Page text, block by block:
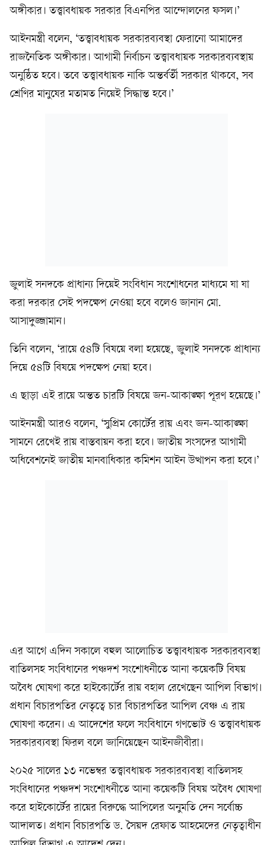
অঙ্গীকার। তত্ত্বাবধায়ক সরকার বিএনপির আন্দোলনের ফসল।’
আইনমন্ত্রী বলেন, ‘তত্ত্বাবধায়ক সরকারব্যবস্থা ফেরানো আমাদের
রাজনৈতিক অঙ্গীকার। আগামী নির্বাচন তত্ত্বাবধায়ক সরকারব্যবস্থায়
অনুষ্ঠিত হবে। তবে তত্ত্বাবধায়ক নাকি অন্তর্বর্তী সরকার থাকবে, সব
শ্রেণির মানুষের মতামত নিয়েই সিদ্ধান্ত হবে।’
জুলাই সনদকে প্রাধান্য দিয়েই সংবিধান সংশোধনের মাধ্যমে যা যা
করা দরকার সেই পদক্ষেপ নেওয়া হবে বলেও জানান মো.
আসাদুজ্জামান।
তিনি বলেন, ‘রায়ে ৫৪টি বিষয়ে বলা হয়েছে, জুলাই সনদকে প্রাধান্য
দিয়ে ৫৪টি বিষয়ে পদক্ষেপ নেয়া হবে।
এ ছাড়া এই রায়ে অন্তত চারটি বিষয়ে জন-আকাঙ্ক্ষা পূরণ হয়েছে।’
আইনমন্ত্রী আরও বলেন, ‘সুপ্রিম কোর্টের রায় এবং জন-আকাঙ্ক্ষা
সামনে রেখেই রায় বাস্তবায়ন করা হবে। জাতীয় সংসদের আগামী
অধিবেশনেই জাতীয় মানবাধিকার কমিশন আইন উত্থাপন করা হবে।’
এর আগে এদিন সকালে বহুল আলোচিত তত্ত্বাবধায়ক সরকারব্যবস্থা
বাতিলসহ সংবিধানের পঞ্চদশ সংশোধনীতে আনা কয়েকটি বিষয়
অবৈধ ঘোষণা করে হাইকোর্টের রায় বহাল রেখেছেন আপিল বিভাগ।
প্রধান বিচারপতির নেতৃত্বে চার বিচারপতির আপিল বেঞ্চ এ রায়
ঘোষণা করেন। এ আদেশের ফলে সংবিধানে গণভোট ও তত্ত্বাবধায়ক
সরকারব্যবস্থা ফিরল বলে জানিয়েছেন আইনজীবীরা।
২০২৫ সালের ১৩ নভেম্বর তত্ত্বাবধায়ক সরকারব্যবস্থা বাতিলসহ
সংবিধানের পঞ্চদশ সংশোধনীতে আনা কয়েকটি বিষয় অবৈধ ঘোষণা
করে হাইকোর্টের রায়ের বিরুদ্ধে আপিলের অনুমতি দেন সর্বোচ্চ
আদালত। প্রধান বিচারপতি ড. সৈয়দ রেফাত আহমেদের নেতৃত্বাধীন